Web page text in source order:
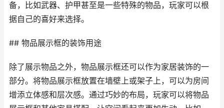
备，比如武器、护甲甚至是一些特殊的物品，玩家可以根
据自己的喜好来选择。
## 物品展示框的装饰用途
除了展示物品之外，物品展示框还可以作为家居装饰的一
部分。将物品展示框放置在墙壁上或架子上，可以为房间
增添立体感和层次感。通过巧妙的布局，玩家可以将物品